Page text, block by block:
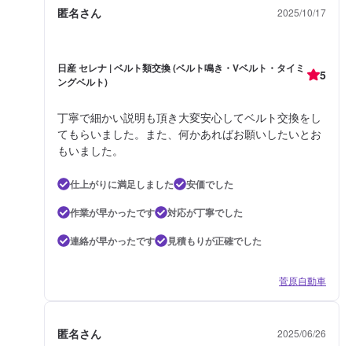
匿名さん 2025/10/17
日産 セレナ | ベルト類交換 (ベルト鳴き・Vベルト・タイミ
ングベルト)
5
丁寧で細かい説明も頂き大変安心してベルト交換をし
てもらいました。また、何かあればお願いしたいとお
もいました。
仕上がりに満足しました
安価でした
作業が早かったです
対応が丁寧でした
連絡が早かったです
見積もりが正確でした
菅原自動車
匿名さん 2025/06/26